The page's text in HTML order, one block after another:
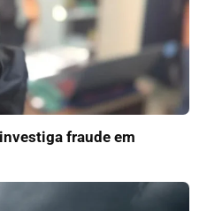
fraude em